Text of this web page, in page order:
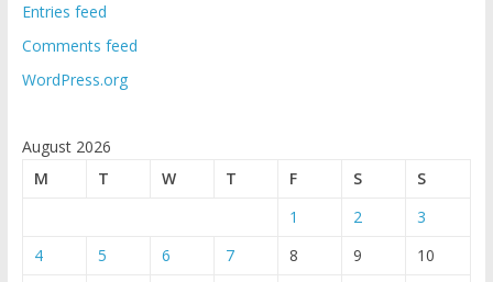
Entries feed
Comments feed
WordPress.org
August 2026
M
T W T F S
S
1
2
3
4
5 6 7 8 9 10